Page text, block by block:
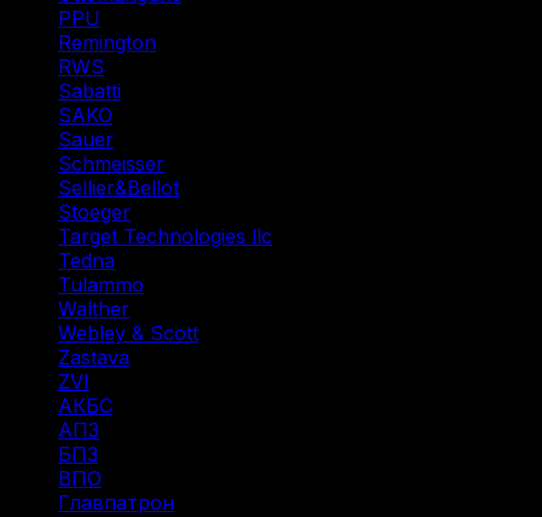
PPU
Remington
RWS
Sabatti
SAKO
Sauer
Schmeisser
Sellier&Bellot
Stoeger
Target Technologies llc
Tedna
Tulammo
Walther
Webley & Scott
Zastava
ZVI
АКБС
АПЗ
БПЗ
ВПО
Главпатрон